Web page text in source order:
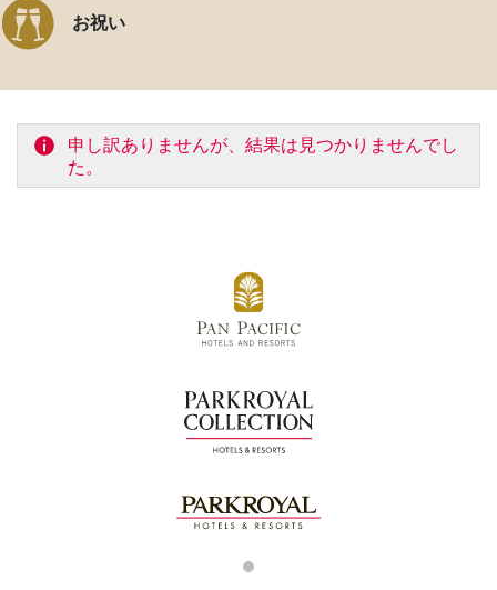
お祝い
申し訳ありませんが、結果は見つかりませんでし
た。